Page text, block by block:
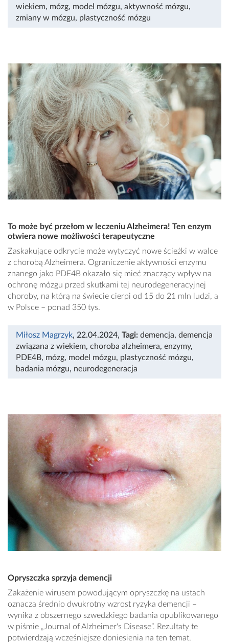
wiekiem, mózg, model mózgu, aktywność mózgu,
zmiany w mózgu, plastyczność mózgu
To może być przełom w leczeniu Alzheimera! Ten enzym
otwiera nowe możliwości terapeutyczne
Zaskakujące odkrycie może wytyczyć nowe ścieżki w walce
z chorobą Alzheimera. Ograniczenie aktywności enzymu
znanego jako PDE4B okazało się mieć znaczący wpływ na
ochronę mózgu przed skutkami tej neurodegeneracyjnej
choroby, na którą na świecie cierpi od 15 do 21 mln ludzi, a
w Polsce – ponad 350 tys.
Miłosz Magrzyk, 22.04.2024, Tagi: demencja, demencja
związana z wiekiem, choroba alzheimera, enzymy,
PDE4B, mózg, model mózgu, plastyczność mózgu,
badania mózgu, neurodegeneracja
Opryszczka sprzyja demencji
Zakażenie wirusem powodującym opryszczkę na ustach
oznacza średnio dwukrotny wzrost ryzyka demencji –
wynika z obszernego szwedzkiego badania opublikowanego
w piśmie „Journal of Alzheimer's Disease”. Rezultaty te
potwierdzają wcześniejsze doniesienia na ten temat.